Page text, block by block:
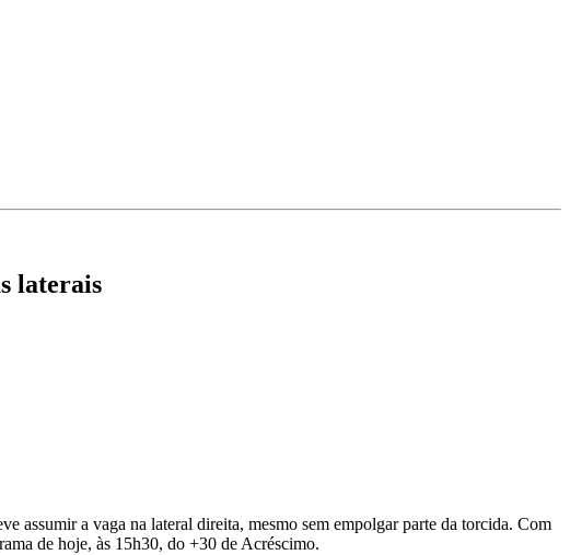
laterais
assumir a vaga na lateral direita, mesmo sem empolgar parte da torcida. Com
de hoje, às 15h30, do +30 de Acréscimo.